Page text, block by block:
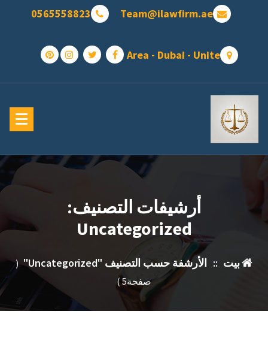
Team@ilawfirm.ae
0565558823
Area - Dubai - Unite
أرشيفات التصنيف:
Uncategorized
بيت :: الأرشفة حسب التصنيف "Uncategorized"
(
صفحة5 )